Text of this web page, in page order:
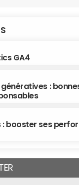
GA4
génératives :
: booster ses